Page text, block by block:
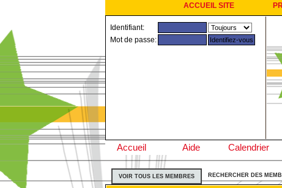
ACCUEIL SITE
Identifiant:
Mot de passe:
Accueil Aide Calendrier
VOIR TOUS LES MEMBRES RECHERCHER DES